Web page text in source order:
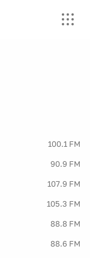
100.1 FM
90.9 FM
107.9 FM
105.3 FM
88.8 FM
88.6 FM